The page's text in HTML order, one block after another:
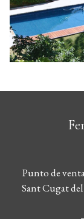
Punto de
Sant Cugat